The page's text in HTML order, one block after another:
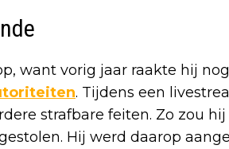
want vorig jaar raakte hij
. Tijdens een
strafbare feiten. Zo zou
Hij werd daarop